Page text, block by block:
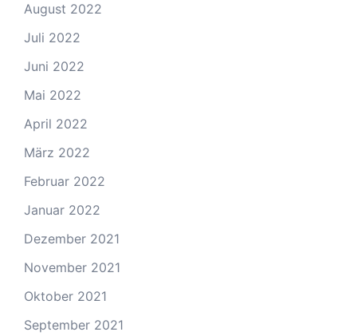
August 2022
Juli 2022
Juni 2022
Mai 2022
April 2022
März 2022
Februar 2022
Januar 2022
Dezember 2021
November 2021
Oktober 2021
September 2021